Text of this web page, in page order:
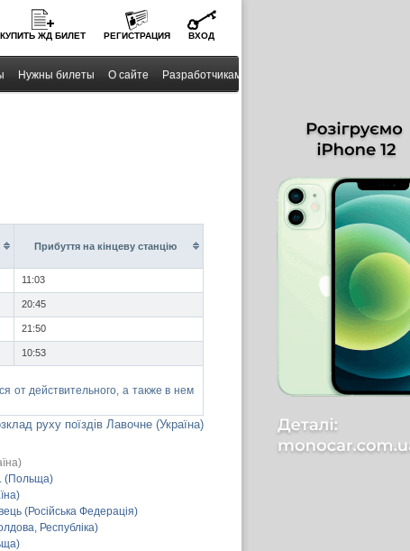
КУПИТЬ ЖД БИЛЕТ РЕГИСТРАЦИЯ ВХОД
Нужны билеты О сайте Разработчикам
Прибуття на кінцеву станцію
11:03
20:45
21:50
10:53
от действительного, а также в нем
руху поїздів Лавочне (Україна)
(Польща)
(Російська Федерація)
Республіка)